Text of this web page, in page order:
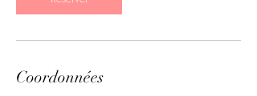
Coordonnées